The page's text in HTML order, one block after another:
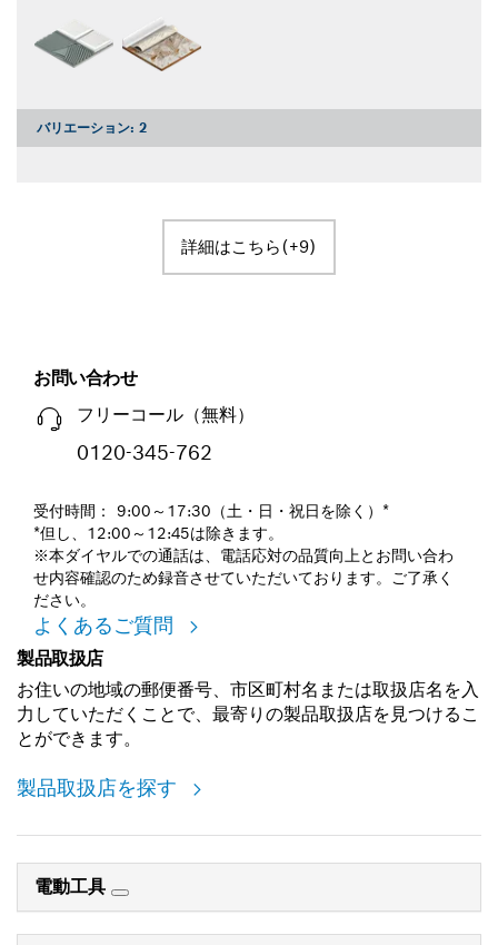
バリエーション: 2
詳細はこちら(+9)
お問い合わせ
フリーコール（無料）
0120-345-762
受付時間： 9:00～17:30（土・日・祝日を除く）*
*但し、12:00～12:45は除きます。
※本ダイヤルでの通話は、電話応対の品質向上とお問い合わ
せ内容確認のため録音させていただいております。ご了承く
ださい。
よくあるご質問
製品取扱店
お住いの地域の郵便番号、市区町村名または取扱店名を入
力していただくことで、最寄りの製品取扱店を見つけるこ
とができます。
製品取扱店を探す
電動工具